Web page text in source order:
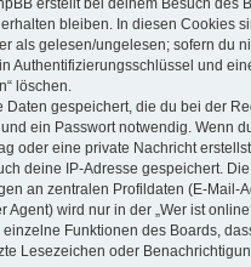
bleiben. In diesen Cookies
als gelesen/ungelesen; sofern du
Authentifizierungsschlüssel und
löschen.
Daten gespeichert, die du bei der
ein Passwort notwendig. Wenn
oder eine private Nachricht
deine IP-Adresse gespeichert.
an zentralen Profildaten (E-
Agent) wird nur in der „Wer ist
Funktionen des Boards,
Lesezeichen oder